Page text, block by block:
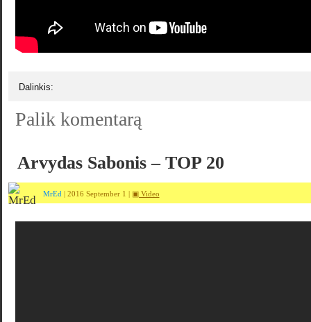
Dalinkis:
Palik komentarą
Arvydas Sabonis – TOP 20
MrEd | 2016 September 1 | ▣ Video